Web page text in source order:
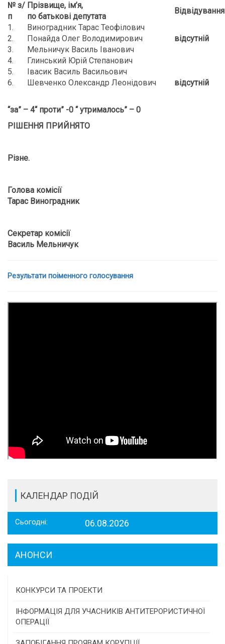
№ з/
п
Прізвище, ім’я,
по батькові депутата
Відвідування
1.
Виноградник Тарас Теофілович
2.
Понайда Олег Володимирович
відсутній
3.
Мельничук Василь Іванович
4.
Глинський Юрій Степанович
5.
Івасик Василь Васильович
6.
Шевченко Олександр Леонідович відсутній
“за” – 4“ проти” -0 “ утрималось” – 0
РІШЕННЯ ПРИЙНЯТО
Різне.
Голова комісії
Тарас Виноградник
Секретар комісії
Василь Мельничук
Результати поіменного голосування
КАЛЕНДАР ПОДІЙ
Сьогодні: 06.08.2026
АНОНСИ
КОНКУРСИ ТА ПРОЕКТИ
Конкурс проектів та програм місцевого
самоврядування
ІНФОРМАЦІЯ ДЛЯ УЧАСНИКІВ АНТИТЕРОРИСТИЧНОЇ
ОПЕРАЦІЇ